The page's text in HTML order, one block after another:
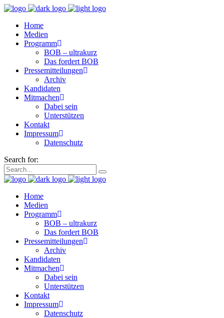
Home
Medien
Programm
BOB – ultrakurz
Das fordert BOB
Pressemitteilungen
Archiv
Kandidaten
Mitmachen
Dabei sein
Unterstützen
Kontakt
Impressum
Datenschutz
Search for:
Home
Medien
Programm
BOB – ultrakurz
Das fordert BOB
Pressemitteilungen
Archiv
Kandidaten
Mitmachen
Dabei sein
Unterstützen
Kontakt
Impressum
Datenschutz